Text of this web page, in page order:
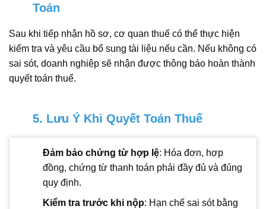
Toán
Sau khi tiếp nhận hồ sơ, cơ quan thuế có thể thực hiện
kiểm tra và yêu cầu bổ sung tài liệu nếu cần. Nếu không có
sai sót, doanh nghiệp sẽ nhận được thông báo hoàn thành
quyết toán thuế.
5. Lưu Ý Khi Quyết Toán Thuế
Đảm bảo chứng từ hợp lệ: Hóa đơn, hợp
đồng, chứng từ thanh toán phải đầy đủ và đúng
quy định.
Kiểm tra trước khi nộp: Hạn chế sai sót bằng